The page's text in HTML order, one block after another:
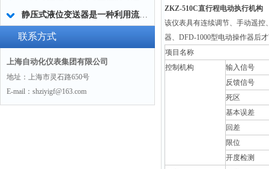
静压式液位变送器是一种利用流体静压力来测量液位的设备
联系方式
上海自动化仪表集团有限公司
地址：上海市灵石路650号
E-mail：shziyigf@163.com
ZKZ-510C直行程电动执行机构
该仪表具有连续调节、手动遥控
器、DFD-1000型电动操作器后
项目名称
控制机构
输入信号
反馈信号
死区
基本误差
回差
限位
开度检测